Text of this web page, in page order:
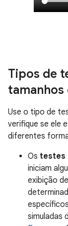
Tipos de
tamanhos
Use o tipo de
verifique se ele
diferentes
Os testes
iniciam
exibição
simuladas